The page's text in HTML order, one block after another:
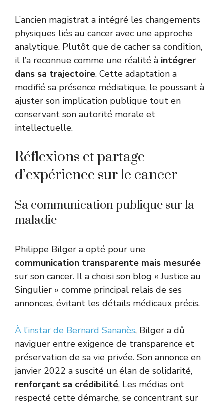
L’ancien magistrat a intégré les changements
physiques liés au cancer avec une approche
analytique. Plutôt que de cacher sa condition,
il l’a reconnue comme une réalité à intégrer
dans sa trajectoire. Cette adaptation a
modifié sa présence médiatique, le poussant à
ajuster son implication publique tout en
conservant son autorité morale et
intellectuelle.
Réflexions et partage
d’expérience sur le cancer
Sa communication publique sur la
maladie
Philippe Bilger a opté pour une
communication transparente mais mesurée
sur son cancer. Il a choisi son blog « Justice au
Singulier » comme principal relais de ses
annonces, évitant les détails médicaux précis.
À l’instar de Bernard Sananès, Bilger a dû
naviguer entre exigence de transparence et
préservation de sa vie privée. Son annonce en
janvier 2022 a suscité un élan de solidarité,
renforçant sa crédibilité. Les médias ont
respecté cette démarche, se concentrant sur